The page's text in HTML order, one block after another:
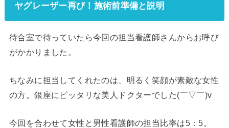
ヤグレーザー再び！施術前準備と説明
待合室で待っていたら今回の担当看護師さんからお呼び
がかかりました。
ちなみに担当してくれたのは、明るく笑顔が素敵な女性
の方。銀座にピッタリな美人ドクターでした(￣▽￣)v
今回を合わせて女性と男性看護師の担当比率は5：5。